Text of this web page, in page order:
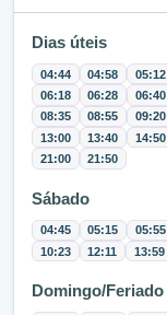
Dias úteis
04:44 04:58 05:12
06:18
06:28 06:40
08:35
08:55 09:20
13:00
13:40 14:50
21:00
21:50
Sábado
04:45 05:15 05:55
10:23
12:11 13:59
Domingo/Feriado